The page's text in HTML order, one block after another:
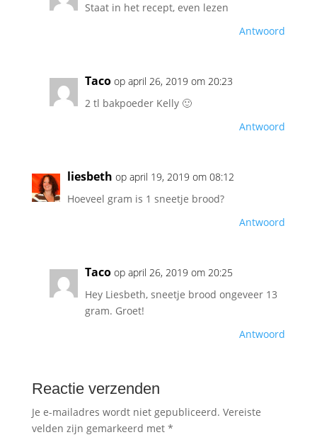
Staat in het recept, even lezen
Antwoord
Taco op april 26, 2019 om 20:23
2 tl bakpoeder Kelly 🙂
Antwoord
liesbeth op april 19, 2019 om 08:12
Hoeveel gram is 1 sneetje brood?
Antwoord
Taco op april 26, 2019 om 20:25
Hey Liesbeth, sneetje brood ongeveer 13
gram. Groet!
Antwoord
Reactie verzenden
Je e-mailadres wordt niet gepubliceerd. Vereiste
velden zijn gemarkeerd met *